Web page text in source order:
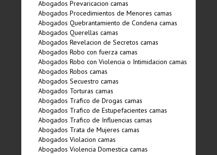
Abogados Prevaricacion camas
Abogados Procedimientos de Menores camas
Abogados Quebrantamiento de Condena camas
Abogados Querellas camas
Abogados Revelacion de Secretos camas
Abogados Robo con fuerza camas
Abogados Robo con Violencia o Intimidacion camas
Abogados Robos camas
Abogados Secuestro camas
Abogados Torturas camas
Abogados Trafico de Drogas camas
Abogados Trafico de Estupefacientes camas
Abogados Trafico de Influencias camas
Abogados Trata de Mujeres camas
Abogados Violacion camas
Abogados Violencia Domestica camas